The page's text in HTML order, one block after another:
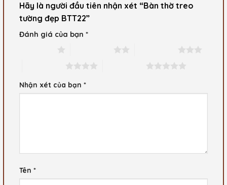
Hãy là người đầu tiên nhận xét “Bàn thờ treo
tường đẹp BTT22”
Đánh giá của bạn *
Nhận xét của bạn *
Tên *